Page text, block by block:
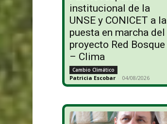
institucional de la
UNSE y CONICET a la
puesta en marcha del
proyecto Red Bosque
– Clima
Cambio Climático
Patricia Escobar - 04/08/2026